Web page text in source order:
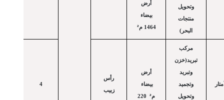
وتحويل
منتجات
البحر)
أرض
بيضاء
1464 م ²
مركب
تبريد(خزن
وتبريد
وتجميد
وتحويل
أرض
بيضاء
م²
220
رأس
زبيب
4